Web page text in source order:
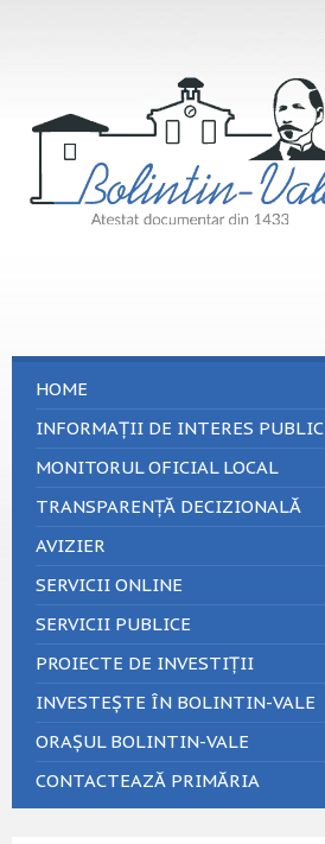
HOME
INFORMAȚII DE INTERES PUBLIC
MONITORUL OFICIAL LOCAL
TRANSPARENȚĂ DECIZIONALĂ
AVIZIER
SERVICII ONLINE
SERVICII PUBLICE
PROIECTE DE INVESTIȚII
INVESTEȘTE ÎN BOLINTIN-VALE
ORAȘUL BOLINTIN-VALE
CONTACTEAZĂ PRIMĂRIA